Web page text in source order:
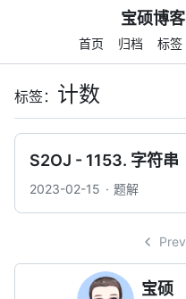
宝硕博客
首页 归档 标签
标签： 计数
S2OJ - 1153. 字符串
2023-02-15 题解
Prev
宝硕